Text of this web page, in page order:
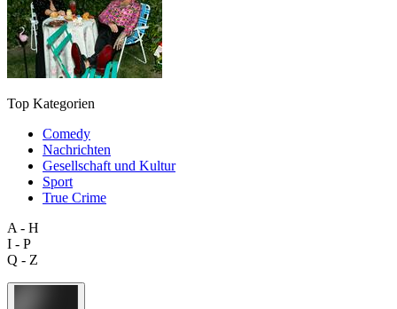
Top Kategorien
Comedy
Nachrichten
Gesellschaft und Kultur
Sport
True Crime
A - H
I - P
Q - Z